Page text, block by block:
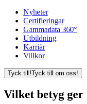
Nyheter
Certifieringar
Gammadata 360°
Utbildning
Karriär
Villkor
Tyck till!Tyck till om oss!
Vilket betyg ger